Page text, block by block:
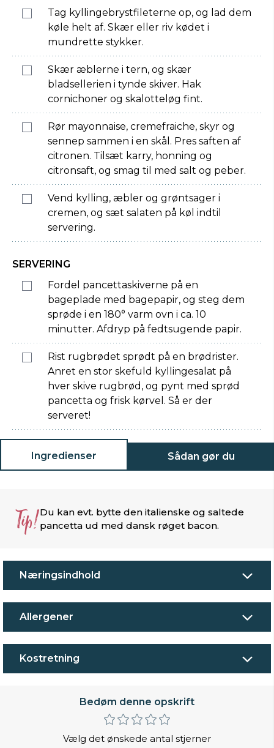
Tag kyllingebrystfileterne op, og lad dem
køle helt af. Skær eller riv kødet i
mundrette stykker.
Skær æblerne i tern, og skær
bladsellerien i tynde skiver. Hak
cornichoner og skalotteløg fint.
Rør mayonnaise, cremefraiche, skyr og
sennep sammen i en skål. Pres saften af
citronen. Tilsæt karry, honning og
citronsaft, og smag til med salt og peber.
Vend kylling, æbler og grøntsager i
cremen, og sæt salaten på køl indtil
servering.
SERVERING
Fordel pancettaskiverne på en
bageplade med bagepapir, og steg dem
sprøde i en 180° varm ovn i ca. 10
minutter. Afdryp på fedtsugende papir.
Rist rugbrødet sprødt på en brødrister.
Anret en stor skefuld kyllingesalat på
hver skive rugbrød, og pynt med sprød
pancetta og frisk kørvel. Så er der
serveret!
Ingredienser Sådan gør du
Tip!Du kan evt. bytte den italienske og saltede
pancetta ud med dansk røget bacon.
Næringsindhold
Allergener
Kostretning
Bedøm denne opskrift
Vælg det ønskede antal stjerner